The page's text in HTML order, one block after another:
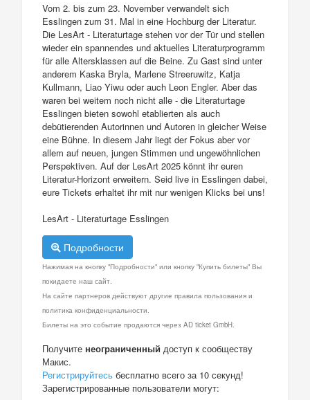
Vom 2. bis zum 23. November verwandelt sich
Esslingen zum 31. Mal in eine Hochburg der Literatur.
Die LesArt - Literaturtage stehen vor der Tür und stellen
wieder ein spannendes und aktuelles Literaturprogramm
für alle Altersklassen auf die Beine. Zu Gast sind unter
anderem Kaska Bryla, Marlene Streeruwitz, Katja
Kullmann, Liao Yiwu oder auch Leon Engler. Aber das
waren bei weitem noch nicht alle - die Literaturtage
Esslingen bieten sowohl etablierten als auch
debütierenden Autorinnen und Autoren in gleicher Weise
eine Bühne. In diesem Jahr liegt der Fokus aber vor
allem auf neuen, jungen Stimmen und ungewöhnlichen
Perspektiven. Auf der LesArt 2025 könnt ihr euren
Literatur-Horizont erweitern. Seid live in Esslingen dabei,
eure Tickets erhaltet ihr mit nur wenigen Klicks bei uns!
LesArt - Literaturtage Esslingen
Подробности
Нажимая на кнопку "Подробности" или кнопку "Купить билеты" Вы
покидаете наш сайт.
На сайте партнеров действуют другие правила пользования и
политика конфиденциальности.
Билеты на это событие продаются через AD ticket GmbH.
Получите неограниченный доступ к сообществу
Макис.
Регистрируйтесь бесплатно всего за 10 секунд!
Зарегистрированные пользователи могут: